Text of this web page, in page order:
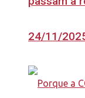
24/11/